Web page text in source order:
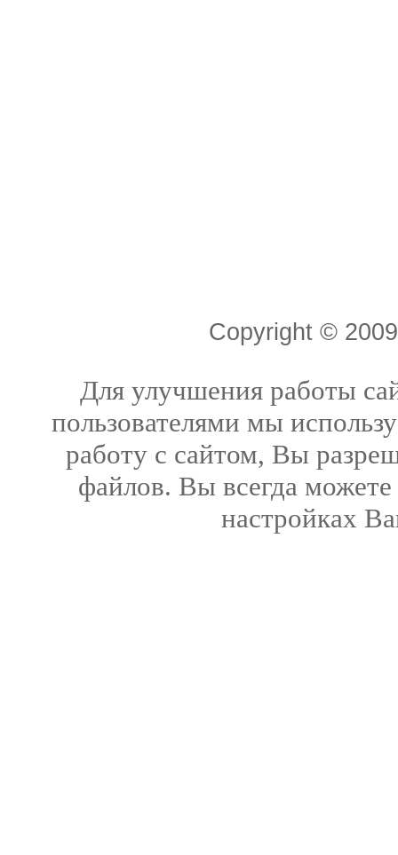
Copyright ©
Для улучшения работы
пользователями мы
работу с сайтом, Вы
файлов. Вы всегда
настройках